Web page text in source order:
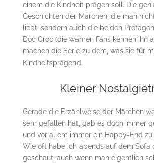
einem die Kindheit prägen soll. Die
Geschichten der Märchen, die man
liebt, sondern auch die beiden
Doc Croc (die wahren Fans kennen ihn
machen die Serie zu dem, was sie für
Kindheitsprägend.
Kleiner
Gerade die Erzählweise der Märchen
sehr gefallen hat, gab es doch immer
und vor allem immer ein Happy-End zu
Wie oft habe ich abends auf dem Sofa
geschaut, auch wenn man eigentlich